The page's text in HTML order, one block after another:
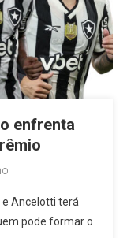
enfrenta
Ancelotti terá
pode formar o